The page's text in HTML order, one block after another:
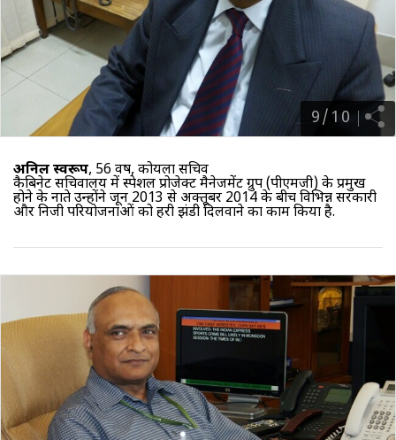
9/ 10
अनिल स्वरूप, 56 वर्ष, कोयला सचिव
कैबिनेट सचिवालय में स्पेशल प्रोजेक्ट मैनेजमेंट ग्रुप (पीएमजी) के प्रमुख
होने के नाते उन्होंने जून 2013 से अक्तूबर 2014 के बीच विभिन्न सरकारी
और निजी परियोजनाओं को हरी झंडी दिलवाने का काम किया है.